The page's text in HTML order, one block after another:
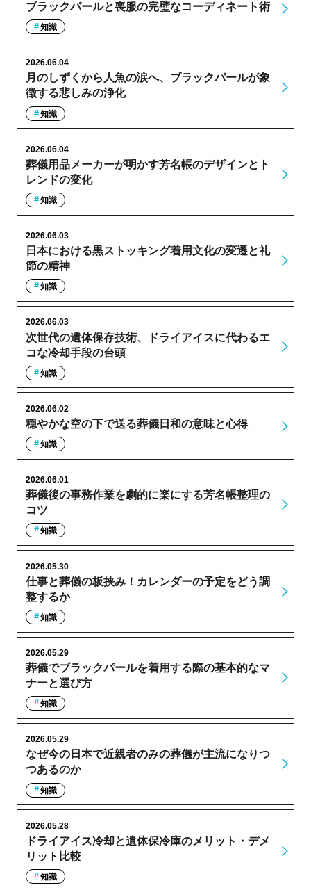
ブラックパールと喪服の完璧なコーディネート術
知識
月のしずくから人魚の涙へ、ブラックパールが象
徴する悲しみの浄化
2026.06.04
知識
葬儀用品メーカーが明かす芳名帳のデザインとト
レンドの変化
2026.06.04
知識
日本における黒ストッキング着用文化の変遷と礼
節の精神
2026.06.03
知識
次世代の遺体保存技術、ドライアイスに代わるエ
コな冷却手段の台頭
2026.06.03
知識
穏やかな空の下で送る葬儀日和の意味と心得
2026.06.02
知識
葬儀後の事務作業を劇的に楽にする芳名帳整理の
コツ
2026.06.01
知識
仕事と葬儀の板挟み！カレンダーの予定をどう調
整するか
2026.05.30
知識
葬儀でブラックパールを着用する際の基本的なマ
ナーと選び方
2026.05.29
知識
なぜ今の日本で近親者のみの葬儀が主流になりつ
つあるのか
2026.05.29
知識
ドライアイス冷却と遺体保冷庫のメリット・デメ
リット比較
2026.05.28
知識